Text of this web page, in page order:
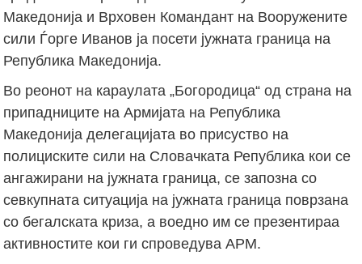
Македонија и Врховен Командант на Вооружените
сили Ѓорге Иванов ја посети јужната граница на
Република Македонија.
Во реонот на караулата „Богородица“ од страна на
припадниците на Армијата на Република
Македонија делегацијата во присуство на
полициските сили на Словачката Република кои се
ангажирани на јужната граница, се запозна со
севкупната ситуација на јужната граница поврзана
со бегалската криза, а воедно им се презентираа
активностите кои ги спроведува АРМ.